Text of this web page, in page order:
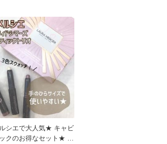
シエで大人気★ キャビ
クのお得なセット★ ア